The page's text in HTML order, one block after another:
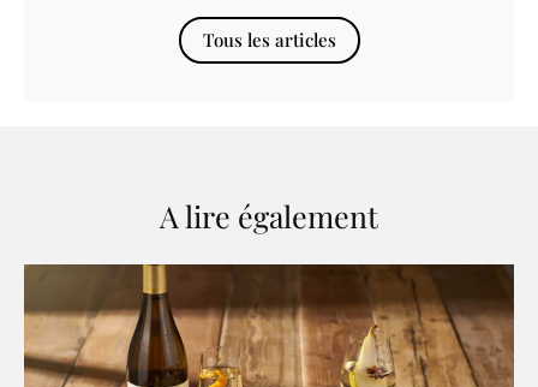
Tous les articles
A lire également